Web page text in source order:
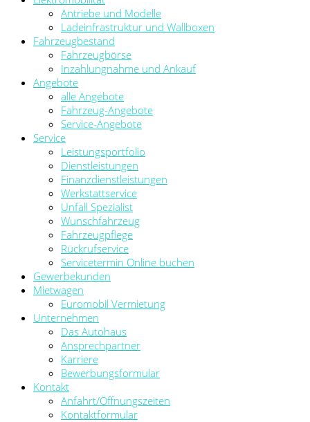
Antriebe und Modelle
Ladeinfrastruktur und Wallboxen
Fahrzeugbestand
Fahrzeugbörse
Inzahlungnahme und Ankauf
Angebote
alle Angebote
Fahrzeug-Angebote
Service-Angebote
Service
Leistungsportfolio
Dienstleistungen
Finanzdienstleistungen
Werkstattservice
Unfall Spezialist
Wunschfahrzeug
Fahrzeugpflege
Rückrufservice
Servicetermin Online buchen
Gewerbekunden
Mietwagen
Euromobil Vermietung
Unternehmen
Das Autohaus
Ansprechpartner
Karriere
Bewerbungsformular
Kontakt
Anfahrt/Öffnungszeiten
Kontaktformular